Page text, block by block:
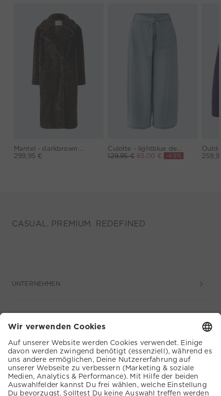
299,95 €
129,95 € 65,00 € -49%
CASUAL. PREMIUM. REDEFINED
UNTERNEHMEN
SERVICE
KUNDENSERVICE